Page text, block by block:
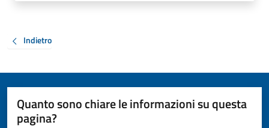
Indietro
Quanto sono chiare le informazioni su questa
pagina?